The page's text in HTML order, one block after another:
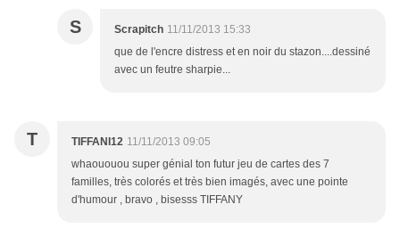
S Scrapitch 11/11/2013 15:33
que de l'encre distress et en noir du stazon....dessiné
avec un feutre sharpie...
T TIFFANI12 11/11/2013 09:05
whaououou super génial ton futur jeu de cartes des 7
familles, très colorés et très bien imagés, avec une pointe
d'humour , bravo , bisesss TIFFANY